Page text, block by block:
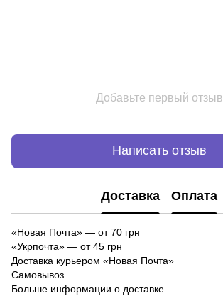
Добавьте первый отзыв
Написать отзыв
Доставка Оплата
«Новая Почта» — от 70 грн
«Укрпочта» — от 45 грн
Доставка курьером «Новая Почта»
Самовывоз
Больше информации о доставке